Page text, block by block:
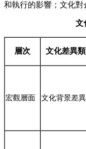
和執行的影響；文化對
文
層次 文化差異
宏觀層面 文化背景差異